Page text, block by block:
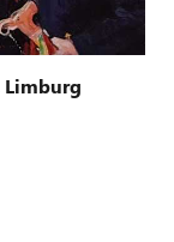
Limburg